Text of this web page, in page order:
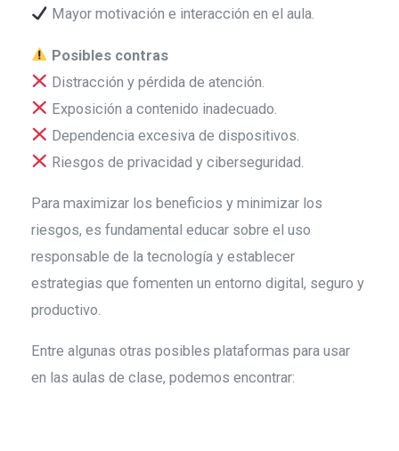
Mayor motivación e interacción en el aula.
Posibles contras
Distracción y pérdida de atención.
Exposición a contenido inadecuado.
Dependencia excesiva de dispositivos.
Riesgos de privacidad y ciberseguridad.
Para maximizar los beneficios y minimizar los
riesgos, es fundamental educar sobre el uso
responsable de la tecnología y establecer
estrategias que fomenten un entorno digital, seguro y
productivo.
Entre algunas otras posibles plataformas para usar
en las aulas de clase, podemos encontrar: